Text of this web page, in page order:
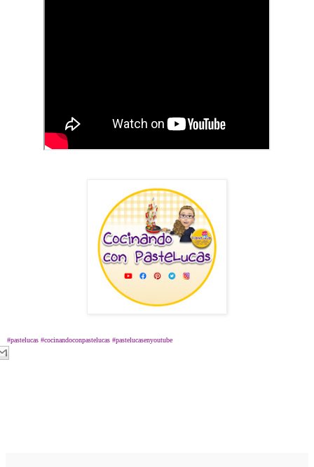
#pastelucas #cocinandoconpastelucas #pastelucasenyoutube